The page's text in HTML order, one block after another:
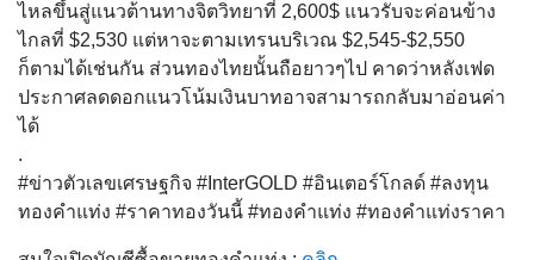
ไหลขึ้นสู่แนวต้านทางจิตวิทยาที่ 2,600$ แนวรับจะค่อนข้าง
ไกลที่ $2,530 แต่หาจะตามเทรนบริเวณ $2,545-$2,550
ก็ตามได้เช่นกัน ส่วนทองไทยนั้นถือยาวๆไป คาดว่าหลังเฟด
ประกาศลดดอกแนวโน้มเงินบาทอาจสามารถกลับมาอ่อนค่า
ได้
.
#ข่าวตัวเลขเศรษฐกิจ #InterGOLD #อินเตอร์โกลด์ #ลงทุน
ทองคำแท่ง #ราคาทองวันนี้ #ทองคำแท่ง #ทองคำแท่งราคา